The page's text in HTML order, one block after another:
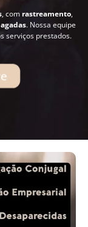
, com rastreamento,
. Nossa equipe
serviços prestados.